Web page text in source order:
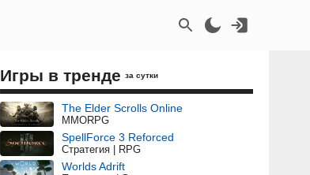
Игры в тренде за сутки
The Elder Scrolls Online
MMORPG
SpellForce 3 Reforced
Стратегия | RPG
Worlds Adrift